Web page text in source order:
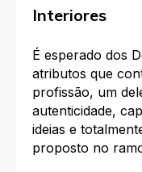
Interiores
É esperado dos
atributos que
profissão, um
autenticidade,
ideias e
proposto no